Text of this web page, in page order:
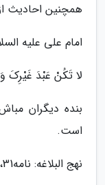
همچنین احادیث
امام علی علیه
لا تَکُنْ عَبْدَ غَیْرِکَ
بنده دیگران
است.
نهج البلاغه: نامه31، ص929